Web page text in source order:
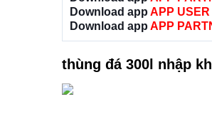
Download app APP
Download app APP
thùng đá 300l nhập